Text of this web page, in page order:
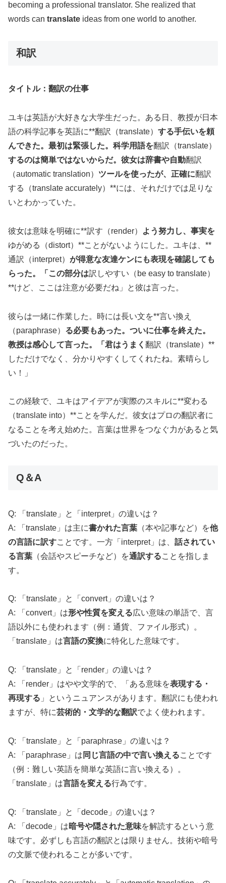
becoming a professional translator. She realized that
words can translate ideas from one world to another.
和訳
タイトル：翻訳の仕事
ユキは英語が大好きな大学生だった。ある日、教授が日本
語の科学記事を英語に**翻訳（translate） する手伝いを頼
んできた。最初は緊張した。科学用語を翻訳（translate）
するのは簡単ではないからだ。彼女は辞書や自動翻訳
（automatic translation） ツールを使ったが、正確に翻訳
する（translate accurately）**には、それだけでは足りな
いとわかっていた。
彼女は意味を明確に**訳す（render）
よう努力し、事実を
ゆがめる（distort）**ことがないようにした。ユキは、**
通訳（interpret） が得意な友達ケンにも表現を確認しても
らった。「この部分は訳しやすい（be easy to translate）
**けど、ここは注意が必要だね」と彼は言った。
彼らは一緒に作業した。時には長い文を**言い換え
（paraphrase） る必要もあった。ついに仕事を終えた。
教授は感心して言った。「君はうまく 翻訳（translate）**
しただけでなく、分かりやすくしてくれたね。素晴らし
い！」
この経験で、ユキはアイデアが実際のスキルに**変わる
（translate into）**ことを学んだ。彼女はプロの翻訳者に
なることを考え始めた。言葉は世界をつなぐ力があると気
づいたのだった。
Q＆A
Q: 「translate」と「interpret」の違いは？
A: 「translate」は主に書かれた言葉 （本や記事など）を他
の言語に訳すことです。一方「interpret」は、 話されてい
る言葉 （会話やスピーチなど）を通訳することを指しま
す。
Q: 「translate」と「convert」の違いは？
A: 「convert」は形や性質を変える広い意味の単語で、言
語以外にも使われます（例：通貨、ファイル形式）。
「translate」は言語の変換に特化した意味です。
Q: 「translate」と「render」の違いは？
A: 「render」はやや文学的で、「ある意味を表現する・
再現する 」というニュアンスがあります。翻訳にも使われ
ますが、特に芸術的・文学的な翻訳でよく使われます。
Q: 「translate」と「paraphrase」の違いは？
A: 「paraphrase」は 同じ言語の中で言い換えることです
（例：難しい英語を簡単な英語に言い換える）。
「translate」は言語を変える行為です。
Q: 「translate」と「decode」の違いは？
A: 「decode」は暗号や隠された意味を解読するという意
味です。必ずしも言語の翻訳とは限りません。技術や暗号
の文脈で使われることが多いです。